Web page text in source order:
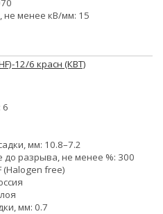
не менее кВ/мм: 15
12/6 красн (КВТ)
6
мм: 10.8–7.2
до разрыва, не менее %: 300
(Halogen free)
мм: 0.7